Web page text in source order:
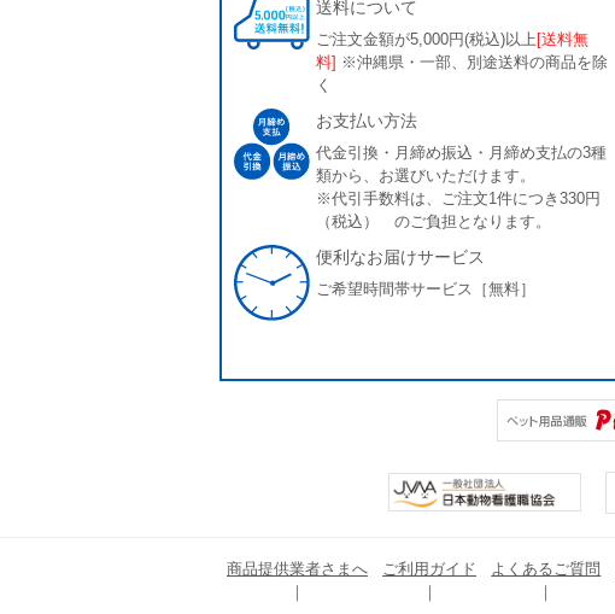
送料について
ご注文金額が5,000円(税込)以上 [送料無
料] ※沖縄県・一部、別途送料の商品を除
く
お支払い方法
代金引換・月締め振込・月締め支払の3種
類から、お選びいただけます。
※代引手数料は、ご注文1件につき330円
（税込） のご負担となります。
便利なお届けサービス
ご希望時間帯サービス［無料］
商品提供業者さまへ ご利用ガイド よくあるご質問